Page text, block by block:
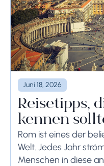
Juni 18, 2026
Reisetipps,
kennen
Rom reist
Rom ist eines der
Welt. Jedes Jahr
Menschen in diese